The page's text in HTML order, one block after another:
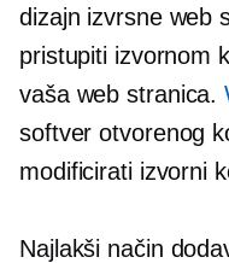
dizajn izvrsne web
pristupiti izvornom
vaša web stranica.
softver otvorenog
modificirati izvorni
Najlakši način